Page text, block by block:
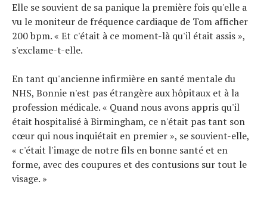
Elle se souvient de sa panique la première fois qu'elle a
vu le moniteur de fréquence cardiaque de Tom afficher
200 bpm. « Et c'était à ce moment-là qu'il était assis »,
s'exclame-t-elle.
En tant qu'ancienne infirmière en santé mentale du
NHS, Bonnie n'est pas étrangère aux hôpitaux et à la
profession médicale. « Quand nous avons appris qu'il
était hospitalisé à Birmingham, ce n'était pas tant son
cœur qui nous inquiétait en premier », se souvient-elle,
« c'était l'image de notre fils en bonne santé et en
forme, avec des coupures et des contusions sur tout le
visage. »